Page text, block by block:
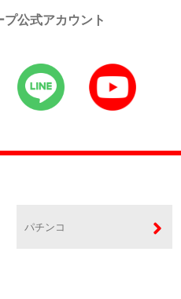
公式アカウント
パチンコ